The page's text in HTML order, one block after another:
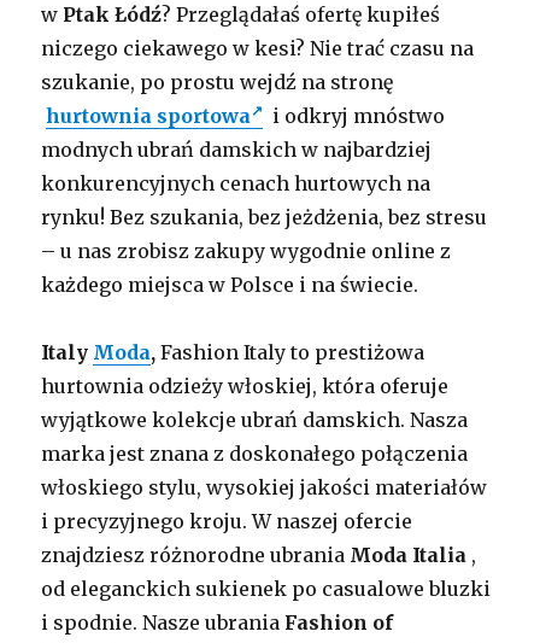
w Ptak Łódź? Przeglądałaś ofertę kupiłeś
niczego ciekawego w kesi? Nie trać czasu na
szukanie, po prostu wejdź na stronę
hurtownia sportowa
i odkryj mnóstwo
modnych ubrań damskich w najbardziej
konkurencyjnych cenach hurtowych na
rynku! Bez szukania, bez jeżdżenia, bez stresu
– u nas zrobisz zakupy wygodnie online z
każdego miejsca w Polsce i na świecie.
Italy Moda, Fashion Italy to prestiżowa
hurtownia odzieży włoskiej, która oferuje
wyjątkowe kolekcje ubrań damskich. Nasza
marka jest znana z doskonałego połączenia
włoskiego stylu, wysokiej jakości materiałów
i precyzyjnego kroju. W naszej ofercie
znajdziesz różnorodne ubrania Moda Italia ,
od eleganckich sukienek po casualowe bluzki
i spodnie. Nasze ubrania Fashion of